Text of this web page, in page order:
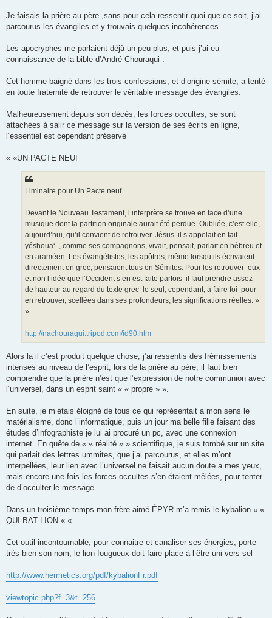
Je faisais la prière au père ,sans pour cela ressentir quoi que ce soit, j’ai
parcourus les évangiles et y trouvais quelques incohérences
Les apocryphes me parlaient déjà un peu plus, et puis j’ai eu
connaissance de la bible d’André Chouraqui .
Cet homme baigné dans les trois confessions, et d’origine sémite, a tenté
en toute fraternité de retrouver le véritable message des évangiles.
Malheureusement depuis son décès, les forces occultes, se sont
attachées à salir ce message sur la version de ses écrits en ligne,
l’essentiel est cependant préservé
« «UN PACTE NEUF
Liminaire pour Un Pacte neuf
Devant le Nouveau Testament, l’interprète se trouve en face d’une
musique dont la partition originale aurait été perdue. Oubliée, c’est elle,
aujourd’hui, qu’il convient de retrouver. Jésus ­ il s’appelait en fait
yéshoua‘ ­ , comme ses compagnons, vivait, pensait, parlait en hébreu et
en araméen. Les évangélistes, les apôtres, même lorsqu’ils écrivaient
directement en grec, pensaient tous en Sémites. Pour les retrouver ­ eux
et non l’idée que l’Occident s’en est faite parfois ­ il faut prendre assez
de hauteur au regard du texte grec ­ le seul, cependant, à faire foi ­ pour
en retrouver, scellées dans ses profondeurs, les significations réelles. »
»
http://nachouraqui.tripod.com/id90.htm
Alors la il c’est produit quelque chose, j’ai ressentis des frémissements
intenses au niveau de l’esprit, lors de la prière au père, il faut bien
comprendre que la prière n’est que l’expression de notre communion avec
l’universel, dans un esprit saint « « propre » ».
En suite, je m’étais éloigné de tous ce qui représentait a mon sens le
matérialisme, donc l’informatique, puis un jour ma belle fille faisant des
études d’infographiste je lui ai procuré un pc, avec une connexion
internet. En quête de « « réalité » » scientifique, je suis tombé sur un site
qui parlait des lettres ummites, que j’ai parcourus, et elles m’ont
interpellées, leur lien avec l’universel ne faisait aucun doute a mes yeux,
mais encore une fois les forces occultes s’en étaient mêlées, pour tenter
de d’occulter le message.
Dans un troisième temps mon frère aimé ÉPYR m’a remis le kybalion « «
QUI BAT LION « «
Cet outil incontournable, pour connaitre et canaliser ses énergies, porte
très bien son nom, le lion fougueux doit faire place à l’être uni vers sel
http://www.hermetics.org/pdf/kybalionFr.pdf
viewtopic.php?f=3&t=256